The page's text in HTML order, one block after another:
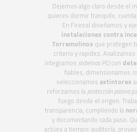
Dejemos algo claro desde el
quieres dormir tranquilo,
En Firesol diseñamos y
instalaciones contra
Torremolinos que protegen
criterio y rapidez.
integramos sistemas PCIcon
fiables, dimensionamos
seleccionamos extintores
reforzamos la protección pasiva
fuego desde el origen.
transparencia, cumpliendo la
y documentando cada paso.
actúes a tiempo: auditoría,